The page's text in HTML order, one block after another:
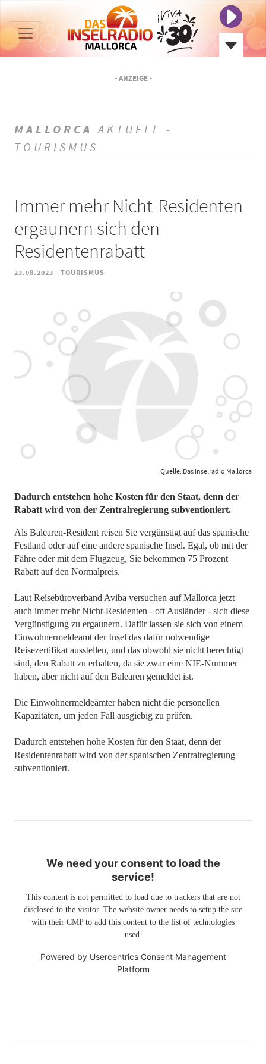
- ANZEIGE -
MALLORCA AKTUELL -
TOURISMUS
Immer mehr Nicht-Residenten
ergaunern sich den
Residentenrabatt
23.08.2023 - TOURISMUS
Quelle: Das Inselradio Mallorca
Dadurch entstehen hohe Kosten für den Staat, denn der
Rabatt wird von der Zentralregierung subventioniert.
Als Balearen-Resident reisen Sie vergünstigt auf das spanische
Festland oder auf eine andere spanische Insel. Egal, ob mit der
Fähre oder mit dem Flugzeug, Sie bekommen 75 Prozent
Rabatt auf den Normalpreis.
Laut Reisebüroverband Aviba versuchen auf Mallorca jetzt
auch immer mehr Nicht-Residenten - oft Ausländer - sich diese
Vergünstigung zu ergaunern. Dafür lassen sie sich von einem
Einwohnermeldeamt der Insel das dafür notwendige
Reisezertifikat ausstellen, und das obwohl sie nicht berechtigt
sind, den Rabatt zu erhalten, da sie zwar eine NIE-Nummer
haben, aber nicht auf den Balearen gemeldet ist.
Die Einwohnermeldeämter haben nicht die personellen
Kapazitäten, um jeden Fall ausgiebig zu prüfen.
Dadurch entstehen hohe Kosten für den Staat, denn der
Residentenrabatt wird von der spanischen Zentralregierung
subventioniert.
We need your consent to load the
service!
This content is not permitted to load due to trackers that are not
disclosed to the visitor. The website owner needs to setup the site
with their CMP to add this content to the list of technologies
used.
Powered by Usercentrics Consent Management
Platform